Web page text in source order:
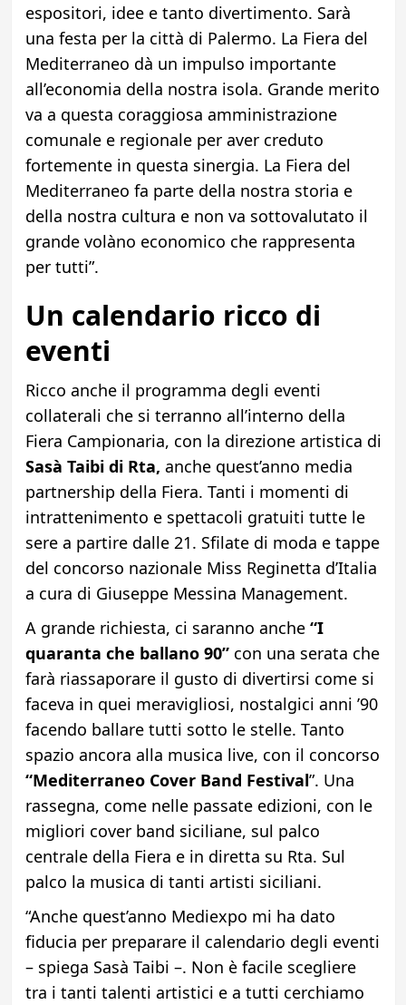
espositori, idee e tanto divertimento. Sarà
una festa per la città di Palermo. La Fiera del
Mediterraneo dà un impulso importante
all’economia della nostra isola. Grande merito
va a questa coraggiosa amministrazione
comunale e regionale per aver creduto
fortemente in questa sinergia. La Fiera del
Mediterraneo fa parte della nostra storia e
della nostra cultura e non va sottovalutato il
grande volàno economico che rappresenta
per tutti”.
Un calendario ricco di
eventi
Ricco anche il programma degli eventi
collaterali che si terranno all’interno della
Fiera Campionaria, con la direzione artistica di
Sasà Taibi di Rta, anche quest’anno media
partnership della Fiera. Tanti i momenti di
intrattenimento e spettacoli gratuiti tutte le
sere a partire dalle 21. Sfilate di moda e tappe
del concorso nazionale Miss Reginetta d’Italia
a cura di Giuseppe Messina Management.
A grande richiesta, ci saranno anche“I
quaranta che ballano 90” con una serata che
farà riassaporare il gusto di divertirsi come si
faceva in quei meravigliosi, nostalgici anni ’90
facendo ballare tutti sotto le stelle. Tanto
spazio ancora alla musica live, con il concorso
“Mediterraneo Cover Band Festival”. Una
rassegna, come nelle passate edizioni, con le
migliori cover band siciliane, sul palco
centrale della Fiera e in diretta su Rta. Sul
palco la musica di tanti artisti siciliani.
“Anche quest’anno Mediexpo mi ha dato
fiducia per preparare il calendario degli eventi
– spiega Sasà Taibi –. Non è facile scegliere
tra i tanti talenti artistici e a tutti cerchiamo